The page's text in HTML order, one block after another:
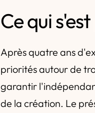
Ce qui
Après quatre ans
priorités autour de
garantir
de la création. Le